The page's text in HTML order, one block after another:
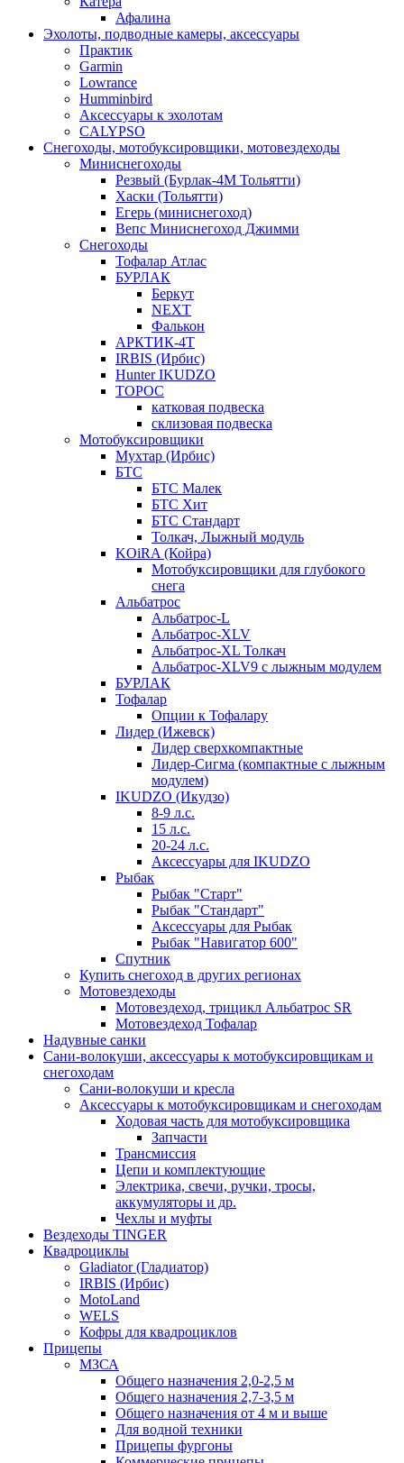
Афалина
Эхолоты, подводные камеры, аксессуары
Практик
Garmin
Lowrance
Humminbird
Аксессуары к эхолотам
CALYPSO
Снегоходы, мотобуксировщики, мотовездеходы
Миниснегоходы
Резвый (Бурлак-4М Тольятти)
Хаски (Тольятти)
Егерь (миниснегоход)
Вепс Миниснегоход Джимми
Снегоходы
Тофалар Атлас
БУРЛАК
Беркут
NEXT
Фалькон
АРКТИК-4Т
IRBIS (Ирбис)
Hunter IKUDZO
ТОРОС
катковая подвеска
склизовая подвеска
Мотобуксировщики
Мухтар (Ирбис)
БТС
БТС Малек
БТС Хит
БТС Стандарт
Толкач, Лыжный модуль
KOiRA (Койра)
Мотобуксировщики для глубокого
снега
Альбатрос
Альбатрос-L
Альбатрос-XLV
Альбатрос-XL Толкач
Альбатрос-XLV9 с лыжным модулем
БУРЛАК
Тофалар
Опции к Тофалару
Лидер (Ижевск)
Лидер сверхкомпактные
Лидер-Сигма (компактные с лыжным
модулем)
IKUDZO (Икудзо)
8-9 л.с.
15 л.с.
20-24 л.с.
Аксессуары для IKUDZO
Рыбак
Рыбак "Старт"
Рыбак "Стандарт"
Аксессуары для Рыбак
Рыбак "Навигатор 600"
Спутник
Купить снегоход в других регионах
Мотовездеходы
Мотовездеход, трицикл Альбатрос SR
Мотовездеход Тофалар
Надувные санки
Сани-волокуши, аксессуары к мотобуксировщикам и
снегоходам
Сани-волокуши и кресла
Аксессуары к мотобуксировщикам и снегоходам
Ходовая часть для мотобуксировщика
Запчасти
Трансмиссия
Цепи и комплектующие
Электрика, свечи, ручки, тросы,
аккумуляторы и др.
Чехлы и муфты
Вездеходы TINGER
Квадроциклы
Gladiator (Гладиатор)
IRBIS (Ирбис)
MotoLand
WELS
Кофры для квадроциклов
Прицепы
МЗСА
Общего назначения 2,0-2,5 м
Общего назначения 2,7-3,5 м
Общего назначения от 4 м и выше
Для водной техники
Прицепы фургоны